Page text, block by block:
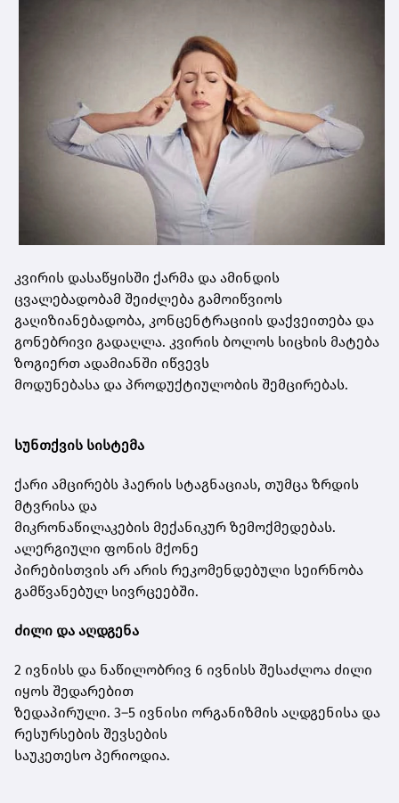
კვირის დასაწყისში ქარმა და ამინდის
ცვალებადობამ შეიძლება გამოიწვიოს
გაღიზიანებადობა, კონცენტრაციის დაქვეითება და
გონებრივი გადაღლა. კვირის ბოლოს სიცხის მატება
ზოგიერთ ადამიანში იწვევს
მოდუნებასა და პროდუქტიულობის შემცირებას.
სუნთქვის სისტემა
ქარი ამცირებს ჰაერის სტაგნაციას, თუმცა ზრდის
მტვრისა და
მიკრონაწილაკების მექანიკურ ზემოქმედებას.
ალერგიული ფონის მქონე
პირებისთვის არ არის რეკომენდებული სეირნობა
გამწვანებულ სივრცეებში.
ძილი და აღდგენა
2 ივნისს და ნაწილობრივ 6 ივნისს შესაძლოა ძილი
იყოს შედარებით
ზედაპირული. 3–5 ივნისი ორგანიზმის აღდგენისა და
რესურსების შევსების
საუკეთესო პერიოდია.